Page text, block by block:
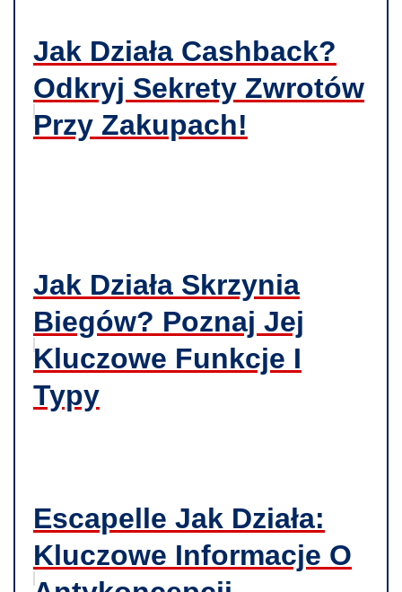
Jak Działa Cashback?
Odkryj Sekrety Zwrotów
Przy Zakupach!
Jak Działa Skrzynia
Biegów? Poznaj Jej
Kluczowe Funkcje I
Typy
Escapelle Jak Działa:
Kluczowe Informacje O